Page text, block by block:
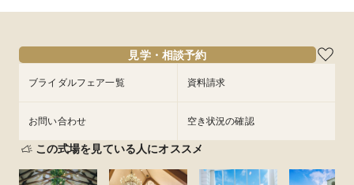
8/28
8/28
8/28
見学・相談予約
ブライダルフェア一覧 資料請求
お問い合わせ 空き状況の確認
この式場を見ている人にオススメ